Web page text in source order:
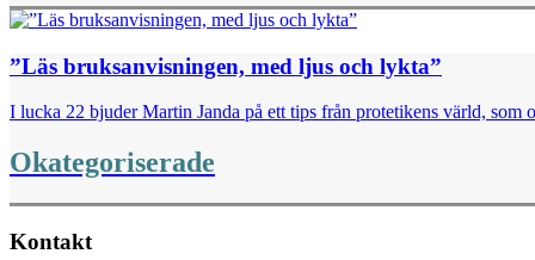
”Läs bruksanvisningen, med ljus och lykta”
I lucka 22 bjuder Martin Janda på ett tips från protetikens värld, som
Okategoriserade
Kontakt